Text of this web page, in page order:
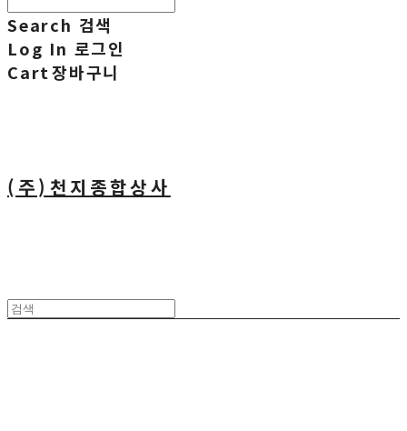
Search 검색
Log In 로그인
Cart장바구니
(주)천지종합상사